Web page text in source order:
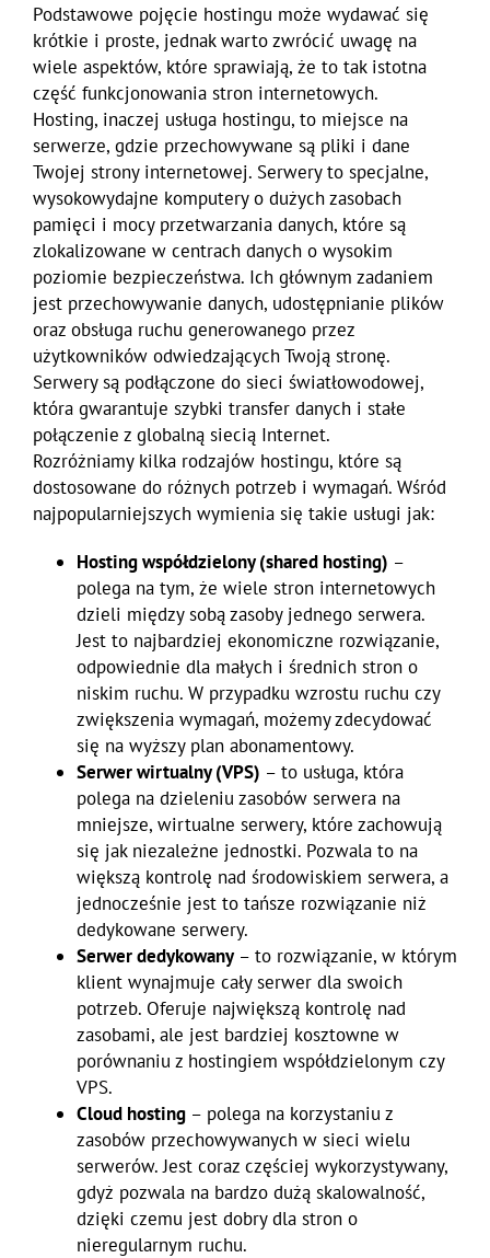
Podstawowe pojęcie hostingu może wydawać się
krótkie i proste, jednak warto zwrócić uwagę na
wiele aspektów, które sprawiają, że to tak istotna
część funkcjonowania stron internetowych.
Hosting, inaczej usługa hostingu, to miejsce na
serwerze, gdzie przechowywane są pliki i dane
Twojej strony internetowej. Serwery to specjalne,
wysokowydajne komputery o dużych zasobach
pamięci i mocy przetwarzania danych, które są
zlokalizowane w centrach danych o wysokim
poziomie bezpieczeństwa. Ich głównym zadaniem
jest przechowywanie danych, udostępnianie plików
oraz obsługa ruchu generowanego przez
użytkowników odwiedzających Twoją stronę.
Serwery są podłączone do sieci światłowodowej,
która gwarantuje szybki transfer danych i stałe
połączenie z globalną siecią Internet.
Rozróżniamy kilka rodzajów hostingu, które są
dostosowane do różnych potrzeb i wymagań. Wśród
najpopularniejszych wymienia się takie usługi jak:
Hosting współdzielony (shared hosting) –
polega na tym, że wiele stron internetowych
dzieli między sobą zasoby jednego serwera.
Jest to najbardziej ekonomiczne rozwiązanie,
odpowiednie dla małych i średnich stron o
niskim ruchu. W przypadku wzrostu ruchu czy
zwiększenia wymagań, możemy zdecydować
się na wyższy plan abonamentowy.
Serwer wirtualny (VPS) – to usługa, która
polega na dzieleniu zasobów serwera na
mniejsze, wirtualne serwery, które zachowują
się jak niezależne jednostki. Pozwala to na
większą kontrolę nad środowiskiem serwera, a
jednocześnie jest to tańsze rozwiązanie niż
dedykowane serwery.
Serwer dedykowany– to rozwiązanie, w którym
klient wynajmuje cały serwer dla swoich
potrzeb. Oferuje największą kontrolę nad
zasobami, ale jest bardziej kosztowne w
porównaniu z hostingiem współdzielonym czy
VPS.
Cloud hosting – polega na korzystaniu z
zasobów przechowywanych w sieci wielu
serwerów. Jest coraz częściej wykorzystywany,
gdyż pozwala na bardzo dużą skalowalność,
dzięki czemu jest dobry dla stron o
nieregularnym ruchu.